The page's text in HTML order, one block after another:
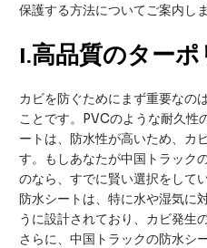
保護する方法についてご案内しま
I.高品質のター
カビを防ぐためにまず重要なの
ことです。PVCのような耐久性
ートは、防水性が高いため、カ
す。もしあなたが中国トラック
のなら、すでに賢い選択をして
防水シートは、特に水や湿気に
うに設計されており、カビ発生
さらに、中国トラックの防水シ